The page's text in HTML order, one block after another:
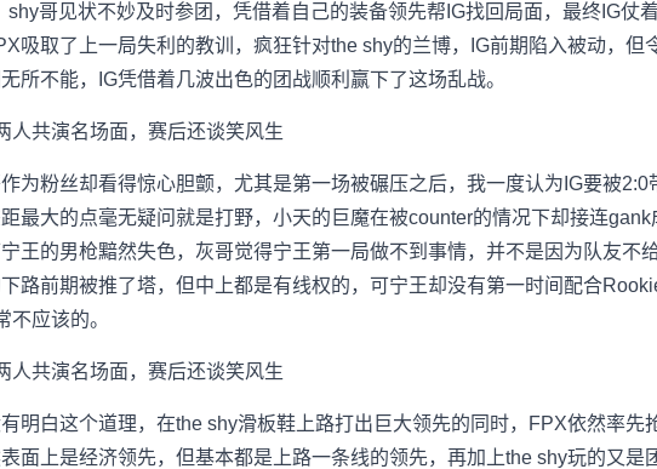
哥见状不妙及时参团，凭借着自己的装备领先帮IG找回局面，最终IG仗
吸取了上一局失利的教训，疯狂针对the shy的兰博，IG前期陷入被动，但
所不能，IG凭借着几波出色的团战顺利赢下了这场乱战。
为粉丝却看得惊心胆颤，尤其是第一场被碾压之后，我一度认为IG要被2:0
最大的点毫无疑问就是打野，小天的巨魔在被counter的情况下却接连gank
王的男枪黯然失色，灰哥觉得宁王第一局做不到事情，并不是因为队友不
路前期被推了塔，但中上都是有线权的，可宁王却没有第一时间配合
应该的。
明白这个道理，在the shy滑板鞋上路打出巨大领先的同时，FPX依然率先
面上是经济领先，但基本都是上路一条线的领先，再加上the shy玩的又是